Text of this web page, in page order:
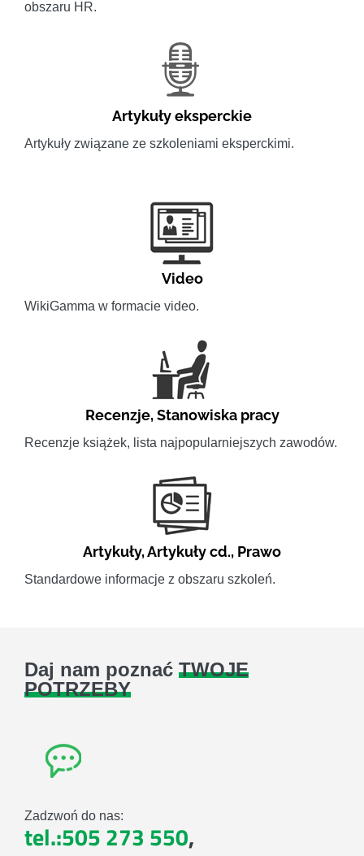
obszaru HR.
Artykuły eksperckie
Artykuły związane ze szkoleniami eksperckimi.
Video
WikiGamma w formacie video.
Recenzje,Stanowiska pracy
Recenzje książek, lista najpopularniejszych zawodów.
Artykuły,Artykuły cd., Prawo
Standardowe informacje z obszaru szkoleń.
Daj nam poznać TWOJE
POTRZEBY
Zadzwoń do nas:
tel.:505 273 550,